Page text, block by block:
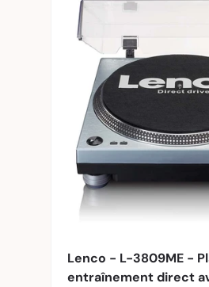
Lenco - L-3809ME -
entraînement direct